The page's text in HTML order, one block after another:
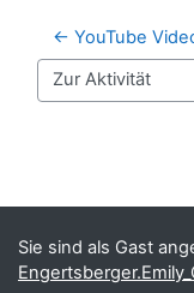
← YouTube
Zur Aktivität
Sie sind als Gast